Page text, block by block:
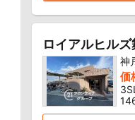
ロイアルヒル
神
価